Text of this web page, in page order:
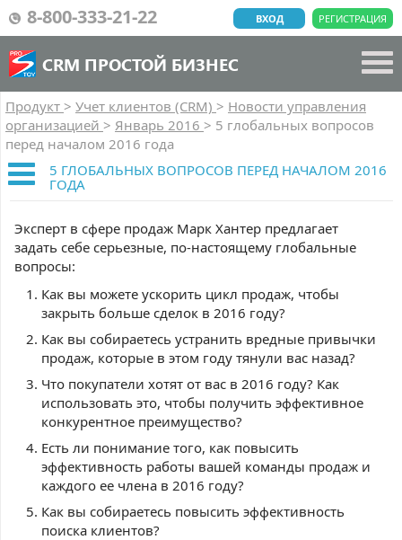
8-800-333-21-22 РЕГИСТРАЦИЯ
ВХОД
CRM ПРОСТОЙ БИЗНЕС
Продукт > Учет клиентов (CRM) > Новости управления
организацией > Январь 2016 > 5 глобальных вопросов
перед началом 2016 года
5 ГЛОБАЛЬНЫХ ВОПРОСОВ ПЕРЕД НАЧАЛОМ 2016
ГОДА
Эксперт в сфере продаж Марк Хантер предлагает
задать себе серьезные, по-настоящему глобальные
вопросы:
Как вы можете ускорить цикл продаж, чтобы
закрыть больше сделок в 2016 году?
Как вы собираетесь устранить вредные привычки
продаж, которые в этом году тянули вас назад?
Что покупатели хотят от вас в 2016 году? Как
использовать это, чтобы получить эффективное
конкурентное преимущество?
Есть ли понимание того, как повысить
эффективность работы вашей команды продаж и
каждого ее члена в 2016 году?
Как вы собираетесь повысить эффективность
поиска клиентов?